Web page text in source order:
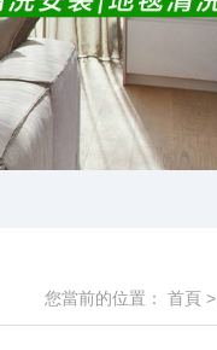
您當前的位置： 首頁 >